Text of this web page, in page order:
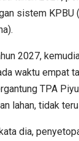
sistem KPBU
2027,
waktu empat
TPA
lahan, tidak
dia,